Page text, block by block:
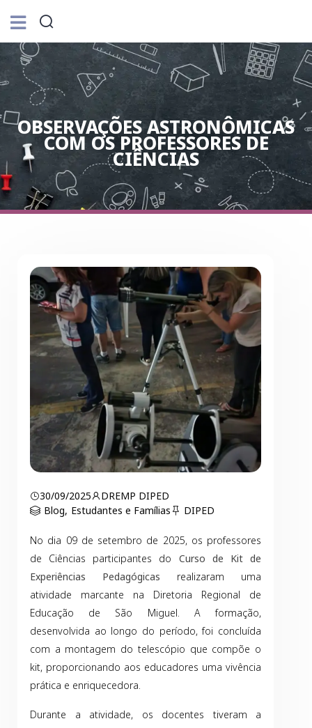
OBSERVAÇÕES ASTRONÔMICAS
COM OS PROFESSORES DE
CIÊNCIAS
30/09/2025
DREMP DIPED
Blog, Estudantes e Famílias DIPED
No dia 09 de setembro de 2025, os professores
de Ciências participantes do Curso de Kit de
Experiências Pedagógicas realizaram uma
atividade marcante na Diretoria Regional de
Educação de São Miguel. A formação,
desenvolvida ao longo do período, foi concluída
com a montagem do telescópio que compõe o
kit, proporcionando aos educadores uma vivência
prática e enriquecedora.
Durante a atividade, os docentes tiveram a